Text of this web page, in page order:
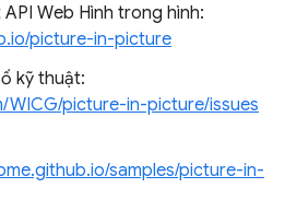
Web Hình trong hình:
picture-in-picture
kỹ thuật:
WICG/picture-in-picture/issues
samples/picture-in-